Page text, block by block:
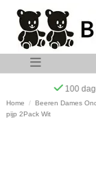
Op
Home Beeren Dames
pijp 2Pack Wit